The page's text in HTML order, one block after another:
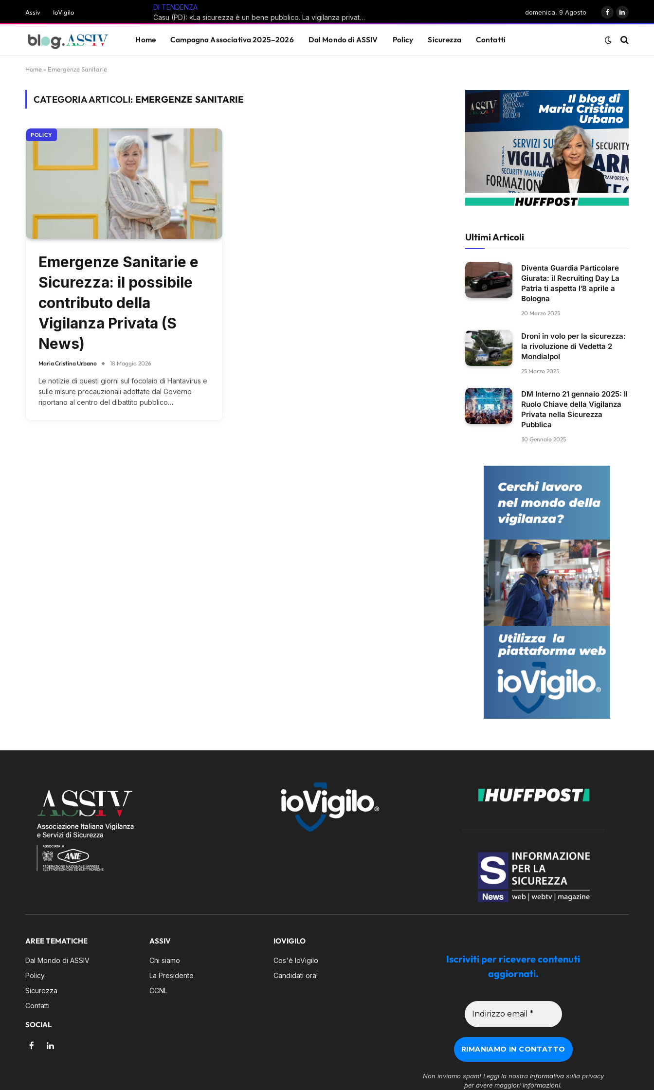
Assiv IoVigilo
DI TENDENZA
Casu (PD): «La sicurezza è un bene pubblico. La vigilanza privata è parte di questa responsabilità condivisa»
domenica, 9 Agosto
Facebook
LinkedIn
Home Campagna Associativa 2025–2026 Dal Mondo di ASSIV Policy Sicurezza Contatti
Home » Emergenze Sanitarie
CATEGORIA ARTICOLI: EMERGENZE SANITARIE
POLICY
Emergenze Sanitarie e
Sicurezza: il possibile
contributo della
Vigilanza Privata (S
News)
Maria Cristina Urbano 18 Maggio 2026
Le notizie di questi giorni sul focolaio di Hantavirus e
sulle misure precauzionali adottate dal Governo
riportano al centro del dibattito pubblico…
Ultimi Articoli
Diventa Guardia Particolare
Giurata: il Recruiting Day La
Patria ti aspetta l’8 aprile a
Bologna
20 Marzo 2025
Droni in volo per la sicurezza:
la rivoluzione di Vedetta 2
Mondialpol
25 Marzo 2025
DM Interno 21 gennaio 2025: Il
Ruolo Chiave della Vigilanza
Privata nella Sicurezza
Pubblica
30 Gennaio 2025
AREE TEMATICHE
Dal Mondo di ASSIV
Policy
Sicurezza
Contatti
SOCIAL
FacebookLinkedIn
ASSIV
Chi siamo
La Presidente
CCNL
IOVIGILO
Cos'è IoVigilo
Candidati ora!
Iscriviti per ricevere contenuti
aggiornati.
Non inviamo spam! Leggi la nostra Informativasulla privacy
per avere maggiori informazioni.